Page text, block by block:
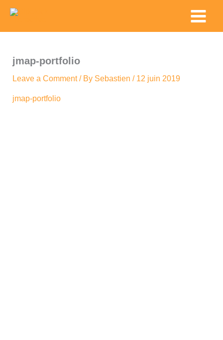
content
Main
Menu
jmap-portfolio
Leave a Comment / By Sebastien / 12 juin 2019
jmap-portfolio